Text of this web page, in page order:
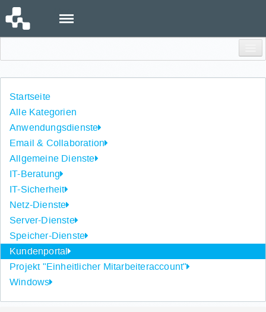
Startseite
Alle Kategorien
Anwendungsdienste
Email & Collaboration
Allgemeine Dienste
IT-Beratung
IT-Sicherheit
Netz-Dienste
Server-Dienste
Speicher-Dienste
Kundenportal
Projekt "Einheitlicher Mitarbeiteraccount"
Windows